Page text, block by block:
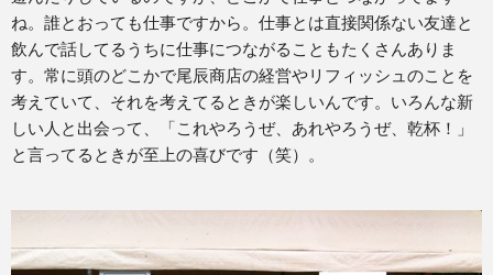
ね。誰とおっても仕事ですから。仕事とは直接関係ない友達と
飲んで話してるうちに仕事につながることもたくさんありま
す。常に頭のどこかで尾辰商店の経営やリフィッシュのことを
考えていて、それを考えてるときが楽しいんです。いろんな新
しい人と出会って、「これやろうぜ、あれやろうぜ、乾杯！」
と言ってるときが至上の喜びです（笑）。